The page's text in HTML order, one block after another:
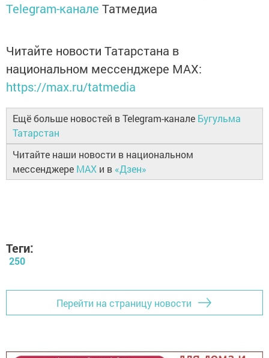
Telegram-канале Татмедиа
Читайте новости Татарстана в
национальном мессенджере MАХ:
https://max.ru/tatmedia
Ещё больше новостей в Telegram-канале Бугульма
Татарстан
Читайте наши новости в национальном
мессенджере MAX и в «Дзен»
Теги:
250
Перейти на страницу новости